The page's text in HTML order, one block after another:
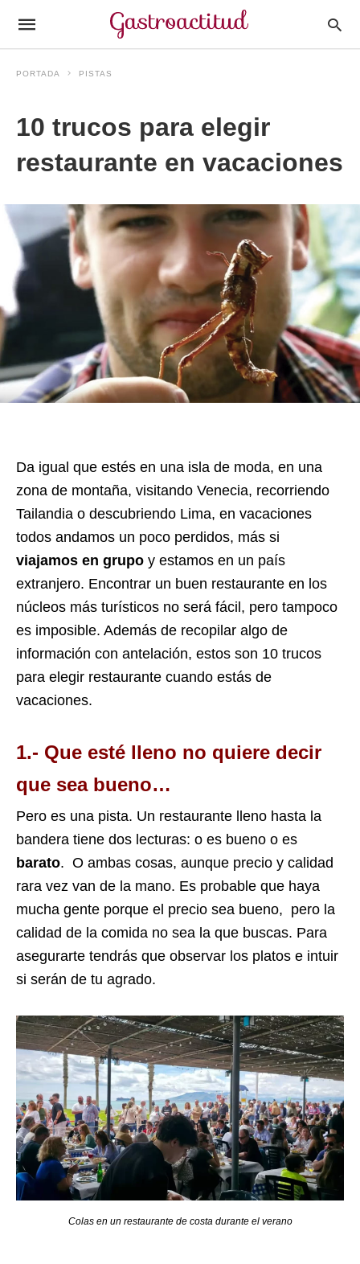
PORTADA PISTAS
10 trucos para elegir
restaurante en vacaciones
​Da igual que estés en una isla de moda, en una
zona de montaña, visitando Venecia, recorriendo
Tailandia o descubriendo Lima, en vacaciones
todos andamos un poco perdidos, más si
viajamos en grupo y estamos en un país
extranjero. Encontrar un buen restaurante en los
núcleos más turísticos no será fácil, pero tampoco
es imposible. Además de recopilar algo de
información con antelación, estos son 10 trucos
para elegir restaurante cuando estás de
vacaciones.
1.- Que esté lleno no quiere decir
que sea bueno…
Pero es una pista. Un restaurante lleno hasta la
bandera tiene dos lecturas: o es bueno o es
barato. O ambas cosas, aunque precio y calidad
rara vez van de la mano. Es probable que haya
mucha gente porque el precio sea bueno, pero la
calidad de la comida no sea la que buscas. Para
asegurarte tendrás que observar los platos e intuir
si serán de tu agrado.
Colas en un restaurante de costa durante el verano